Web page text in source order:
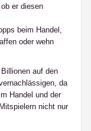
er diesen
beim Handel,
oder wehn
auf den
da
Handel und der
nicht nur